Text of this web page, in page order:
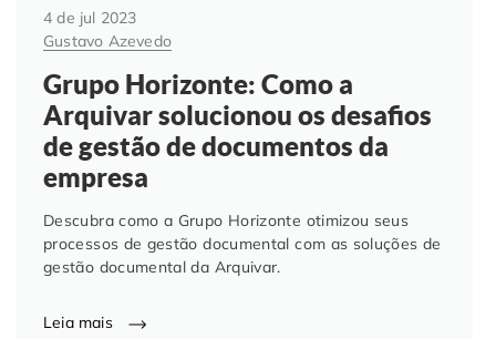
Assinatura Digital
Auditoria de Processos
Transformação Digital
Gestão do Departamento Pessoal
Cooperativas
4 de jul 2023
Gustavo Azevedo
Grupo Horizonte: Como a
Arquivar solucionou os desafios
de gestão de documentos da
empresa
Descubra como a Grupo Horizonte otimizou seus
processos de gestão documental com as soluções de
gestão documental da Arquivar.
Leia mais